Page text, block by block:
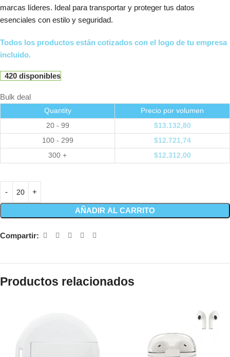
marcas líderes. Ideal para transportar y proteger tus datos
esenciales con estilo y seguridad.
Todos los productos están cotizados con el logo de tu empresa
incluido.
420 disponibles
Bulk deal
Quantity
Precio por volumen
20 - 99
$13.132,80
100 - 299
$12.721,74
300 +
$12.312,00
AÑADIR AL CARRITO
Compartir:
Productos relacionados